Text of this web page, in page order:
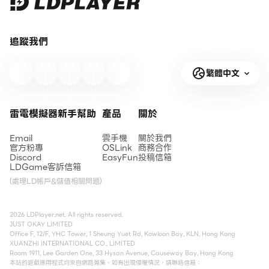
追蹤我們
繁體中文
雷電模擬器新手幫助
Email
官方粉專
Discord
LDGame客訴信箱
(處理LD帳戶&儲值相關問題)
產品
雲手機
OSLink
EasyFun
關於
關於我們
商務合作
投稿信箱
2026 LDPlayer.net. All rights reserved.
JUST OKAY LIMITED
Office F, 12/F, YHC Tower, 1 Sheung Yuet Rd, Kowloon Bay, KLN, Hong Kong
XUANZHI INTERNATIONAL CO., LIMITED
Room 1911, Lee Garden One, 33 Hysan Avenue, Causeway Bay, Hong Kong
本站的遊戲應用程式均來自網路蒐集，如有出現侵權情況，請聯絡信箱：